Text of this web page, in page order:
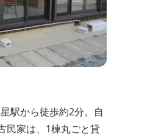
駅から徒歩約2分。自
民家は、1棟丸ごと貸